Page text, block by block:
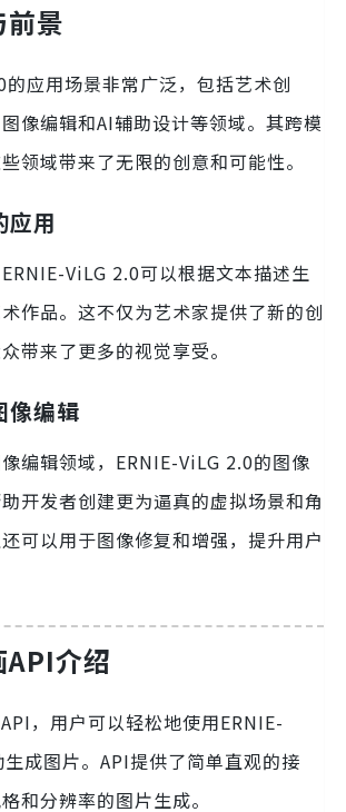
景
应用场景非常广泛，包括艺术创
像编辑和AI辅助设计等领域。其跨模
领域带来了无限的创意和可能性。
应用
ViLG 2.0可以根据文本描述生
作品。这不仅为艺术家提供了新的创
带来了更多的视觉享受。
像编辑
编辑领域，ERNIE-ViLG 2.0的图像
开发者创建更为逼真的虚拟场景和角
可以用于图像修复和增强，提升用户
介绍
，用户可以轻松地使用ERNIE-
成图片。API提供了简单直观的接
和分辨率的图片生成。